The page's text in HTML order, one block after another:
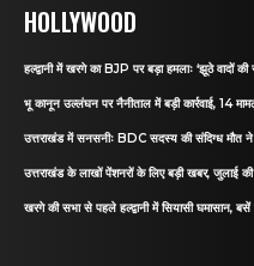
HOLLYWOOD
हल्द्वानी में खरगे का BJP पर बड़ा हमलाः ‘झूठे वादों की
भू कानून उल्लंघन पर नैनीताल में बड़ी कार्रवाई, 14
उत्तराखंड में सनसनीः BDC सदस्य की संदिग्ध मौत ने
उत्तराखंड के लाखों पेंशनरों के लिए बड़ी खबर, जुलाई
खरगे की सभा से पहले हल्द्वानी में सियासी घमासान,